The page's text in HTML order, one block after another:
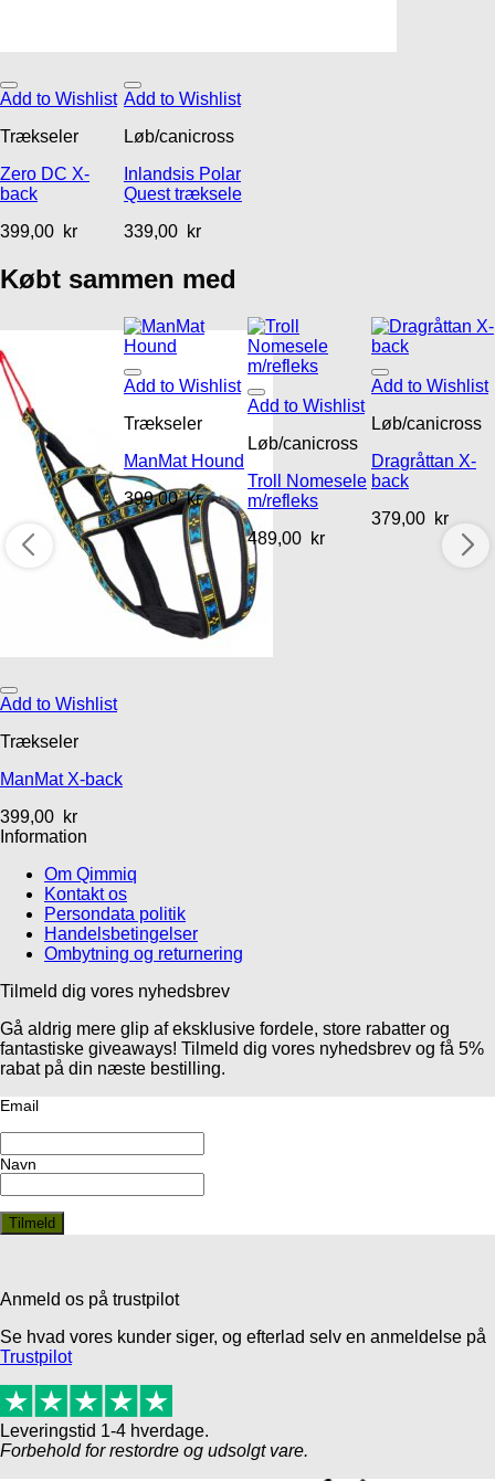
Add to Wishlist
Trækseler
Zero DC X-
back
399,00 kr
Add to Wishlist
Løb/canicross
Inlandsis Polar
Quest træksele
339,00 kr
Købt sammen med
Add to Wishlist
Trækseler
ManMat X-back
399,00 kr
Add to Wishlist
Trækseler
ManMat Hound
399,00kr
Add to Wishlist
Løb/canicross
Troll Nomesele
m/refleks
489,00 kr
Add to Wishlist
Løb/canicross
Dragråttan X-
back
379,00 kr
Information
Om Qimmiq
Kontakt os
Persondata politik
Handelsbetingelser
Ombytning og returnering
Tilmeld dig vores nyhedsbrev
Gå aldrig mere glip af eksklusive fordele, store rabatter og
fantastiske giveaways! Tilmeld dig vores nyhedsbrev og få 5%
rabat på din næste bestilling.
Email
Navn
Anmeld os på trustpilot
Se hvad vores kunder siger, og efterlad selv en anmeldelse på
Trustpilot
Leveringstid 1-4 hverdage.
Forbehold for restordre og udsolgt vare.